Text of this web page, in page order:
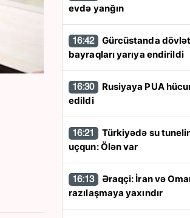
evdə yanğın
16:42
bayraqları yarıya endirildi
16:30
edildi
16:21
uçqun: Ölən var
16:13
razılaşmaya yaxındır